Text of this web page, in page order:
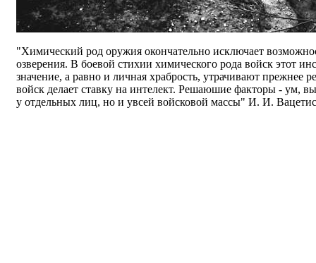
"Химический род оружия окончательно исключает
озверения. В боевой стихии химического рода войск этот
значение, а равно и личная храбрость, утрачивают
войск делает ставку на интелект. Решаюшие факторы - ум,
у отдельных лиц, но и увсей войсковой массы" И. И.